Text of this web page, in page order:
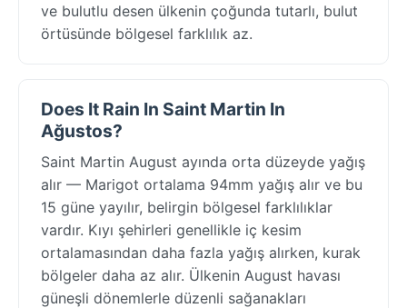
ve bulutlu desen ülkenin çoğunda tutarlı, bulut
örtüsünde bölgesel farklılık az.
Does It Rain In Saint Martin In
Ağustos?
Saint Martin August ayında orta düzeyde yağış
alır — Marigot ortalama 94mm yağış alır ve bu
15 güne yayılır, belirgin bölgesel farklılıklar
vardır. Kıyı şehirleri genellikle iç kesim
ortalamasından daha fazla yağış alırken, kurak
bölgeler daha az alır. Ülkenin August havası
güneşli dönemlerle düzenli sağanakları